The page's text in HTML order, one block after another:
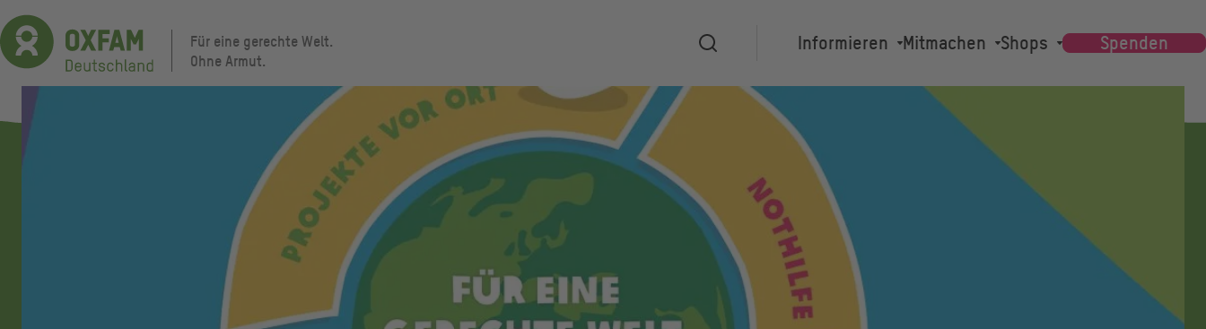
Direkt
zum
Inhalt
Für eine gerechte Welt.
Ohne Armut.
Suche
Main
navigation
Informieren Mitmachen Shops Spenden